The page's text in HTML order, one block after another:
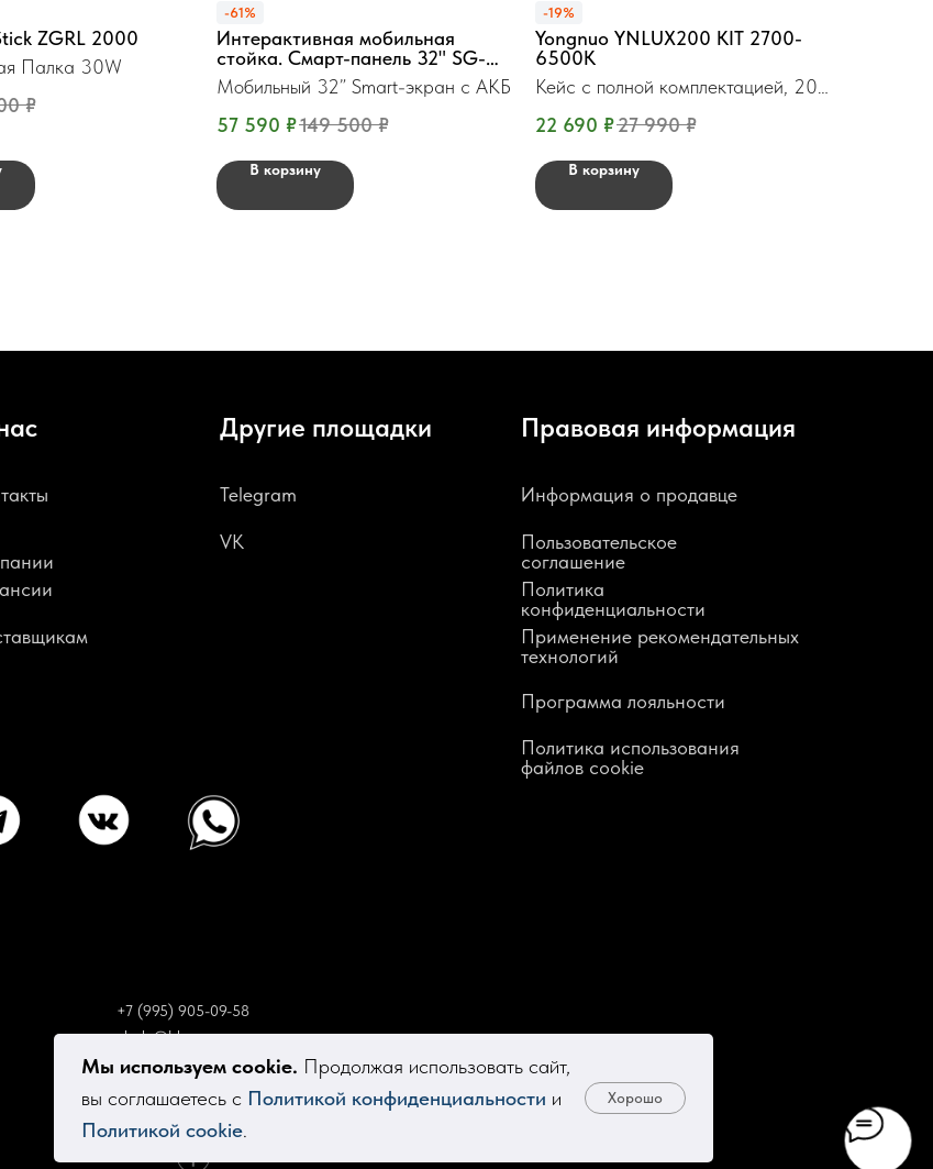
ZGRL 2000
Палка 30W
₽
-61%
Интерактивная мобильная
стойка. Смарт-панель 32" SG-
QM32ST
Мобильный 32” Smart-экран с АКБ
57 590 ₽149 500 ₽
В корзину
-19%
Yongnuo YNLUX200 KIT 2700-
6500К
Кейс с полной комплектацией, 200
22 690 ₽27 990 ₽
В корзину
Мы используем cookie. Продолжая использовать сайт,
вы соглашаетесь с Политикой конфиденциальности и
Политикой cookie.
Хорошо
Пользовательское
соглашение
Политика
конфиденциальности
Программа лояльности
Политика использования
файлов cookie
elsola@bk.ru
Применение рекомендательных
технологий
Информация о продавце
Telegram
VK
Правовая информация
Другие площадки
+7 (995) 905-09-58